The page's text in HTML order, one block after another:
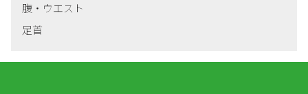
腹・ウエスト
足首